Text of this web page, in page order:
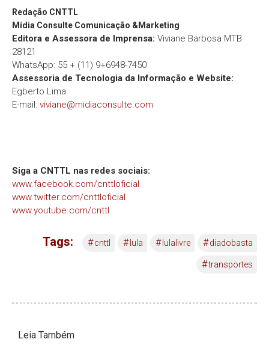
Redação CNTTL
Mídia Consulte Comunicação &Marketing
Editora e Assessora de Imprensa: Viviane Barbosa MTB
28121
WhatsApp: 55 + (11) 9+6948-7450
Assessoria de Tecnologia da Informação e Website:
Egberto Lima
E-mail: viviane@midiaconsulte.com
Siga a CNTTL nas redes sociais:
www.facebook.com/cnttloficial
www.twitter.com/cnttloficial
www.youtube.com/cnttl
Tags: #cnttl # lula # lulalivre #diadobasta
#transportes
Leia Também